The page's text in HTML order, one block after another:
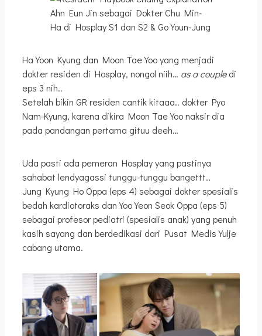
Ahn Eun Jin sebagai Dokter Chu Min-
Ha di Hosplay S1 dan S2 & Go Youn-Jung
Ha Yoon Kyung dan Moon Tae Yoo yang menjadi
dokter residen di Hosplay, nongol niih… as a coupledi
eps 3 nih..
Setelah bikin GR residen cantik kitaaa.. dokter Pyo
Nam-Kyung, karena dikira Moon Tae Yoo naksir dia
pada pandangan pertama gituu deeh…
Uda pasti ada pemeran Hosplay yang pastinya
sahabat lendyagassi tunggu-tunggu bangettt..
Jung Kyung Ho Oppa (eps 4) sebagai dokter spesialis
bedah kardiotoraks dan Yoo Yeon Seok Oppa (eps 5)
sebagai profesor pediatri (spesialis anak) yang penuh
kasih sayang dan berdedikasi dari Pusat Medis Yulje
cabang utama.